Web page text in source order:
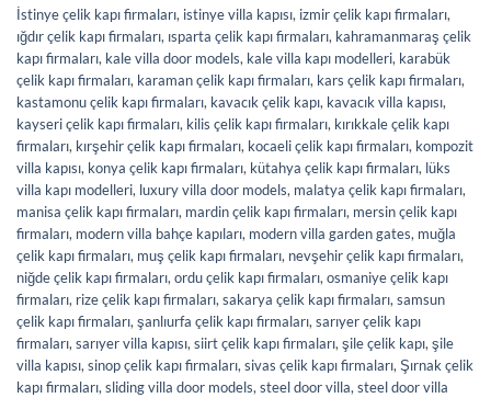
İstinye çelik kapı firmaları, istinye villa kapısı, izmir çelik kapı firmaları,
ığdır çelik kapı firmaları, ısparta çelik kapı firmaları, kahramanmaraş çelik
kapı firmaları, kale villa door models, kale villa kapı modelleri, karabük
çelik kapı firmaları, karaman çelik kapı firmaları, kars çelik kapı firmaları,
kastamonu çelik kapı firmaları, kavacık çelik kapı, kavacık villa kapısı,
kayseri çelik kapı firmaları, kilis çelik kapı firmaları, kırıkkale çelik kapı
firmaları, kırşehir çelik kapı firmaları, kocaeli çelik kapı firmaları, kompozit
villa kapısı, konya çelik kapı firmaları, kütahya çelik kapı firmaları, lüks
villa kapı modelleri, luxury villa door models, malatya çelik kapı firmaları,
manisa çelik kapı firmaları, mardin çelik kapı firmaları, mersin çelik kapı
firmaları, modern villa bahçe kapıları, modern villa garden gates, muğla
çelik kapı firmaları, muş çelik kapı firmaları, nevşehir çelik kapı firmaları,
niğde çelik kapı firmaları,ordu çelik kapı firmaları,osmaniye çelik kapı
firmaları, rize çelik kapı firmaları,sakarya çelik kapı firmaları,samsun
çelik kapı firmaları,şanlıurfa çelik kapı firmaları,sarıyer çelik kapı
firmaları,sarıyer villa kapısı,siirt çelik kapı firmaları,şile çelik kapı,şile
villa kapısı,sinop çelik kapı firmaları,sivas çelik kapı firmaları,Şırnak çelik
kapı firmaları,sliding villa door models,steel door villa,steel door villa